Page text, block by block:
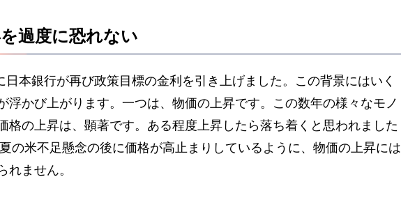
過度に恐れない
日本銀行が再び政策目標の金利を引き上げました。この背景にはいく
浮かび上がります。一つは、物価の上昇です。この数年の様々なモノ
格の上昇は、顕著です。ある程度上昇したら落ち着くと思われました
の米不足懸念の後に価格が高止まりしているように、物価の上昇には
れません。